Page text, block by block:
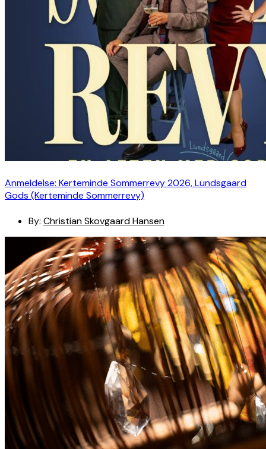
Anmeldelse: Kerteminde Sommerrevy 2026, Lundsgaard
Gods (Kerteminde Sommerrevy)
By: Christian Skovgaard Hansen